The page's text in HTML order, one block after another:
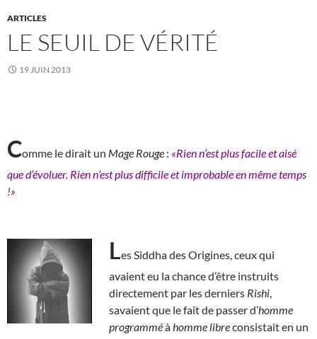
ARTICLES
LE SEUIL DE VÉRITÉ
19 JUIN 2013
Comme le dirait un Mage Rouge : «Rien n’est plus facile et aisé
que d’évoluer. Rien n’est plus difficile et improbable en même temps
!»
Les Siddha des Origines, ceux qui
avaient eu la chance d’être instruits
directement par les derniers Rishi
savaient que le fait de passer d’homme
programméà homme libreconsistait en un